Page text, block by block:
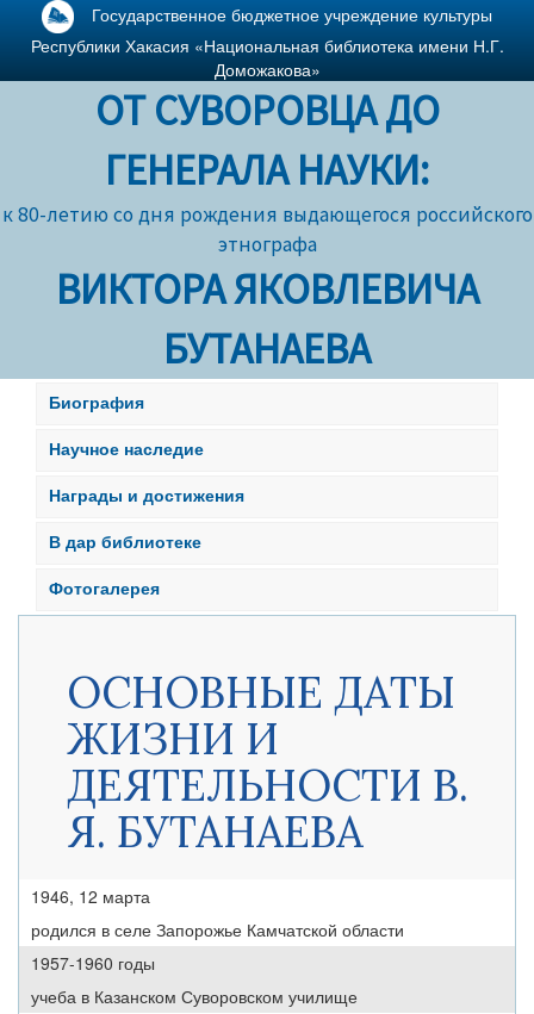
Государственное бюджетное учреждение культуры
Республики Хакасия «Национальная библиотека имени Н.Г.
Доможакова»
ОТ СУВОРОВЦА ДО
ГЕНЕРАЛА НАУКИ:
к 80-летию со дня рождения выдающегося российского
этнографа
ВИКТОРА ЯКОВЛЕВИЧА
БУТАНАЕВА
Биография
Научное наследие
Награды и достижения
В дар библиотеке
Фотогалерея
ОСНОВНЫЕ ДАТЫ
ЖИЗНИ И
ДЕЯТЕЛЬНОСТИ В.
Я. БУТАНАЕВА
1946, 12 марта
родился в селе Запорожье Камчатской области
1957-1960 годы
учеба в Казанском Суворовском училище